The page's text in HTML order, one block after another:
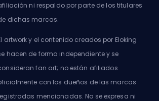
ni respaldo por parte de los titulares
dichas marcas.
artwork y el contenido creados por Eloking
hacen de forma independiente y se
fan art; no están afiliados
con los dueños de las marcas
mencionadas. No se expresa ni